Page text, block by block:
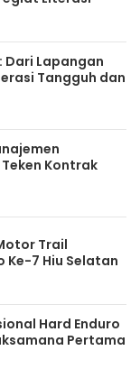
Dari Lapangan
Tangguh dan
Kontrak
Trail
Ke-7 Hiu Selatan
Hard Enduro
Pertama